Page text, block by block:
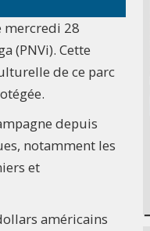
mercredi 28
(PNVi). Cette
de ce parc
depuis
notamment les
et
américains